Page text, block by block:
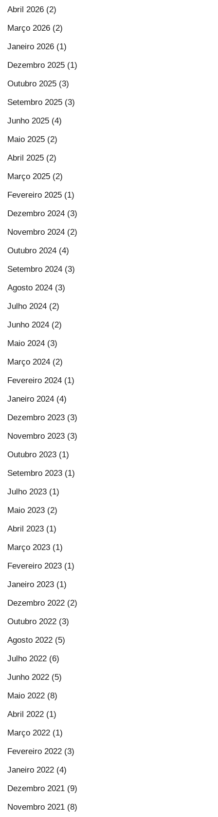
Abril 2026 (2)
Março 2026 (2)
Janeiro 2026 (1)
Dezembro 2025 (1)
Outubro 2025 (3)
Setembro 2025 (3)
Junho 2025 (4)
Maio 2025 (2)
Abril 2025 (2)
Março 2025 (2)
Fevereiro 2025 (1)
Dezembro 2024 (3)
Novembro 2024 (2)
Outubro 2024 (4)
Setembro 2024 (3)
Agosto 2024 (3)
Julho 2024 (2)
Junho 2024 (2)
Maio 2024 (3)
Março 2024 (2)
Fevereiro 2024 (1)
Janeiro 2024 (4)
Dezembro 2023 (3)
Novembro 2023 (3)
Outubro 2023 (1)
Setembro 2023 (1)
Julho 2023 (1)
Maio 2023 (2)
Abril 2023 (1)
Março 2023 (1)
Fevereiro 2023 (1)
Janeiro 2023 (1)
Dezembro 2022 (2)
Outubro 2022 (3)
Agosto 2022 (5)
Julho 2022 (6)
Junho 2022 (5)
Maio 2022 (8)
Abril 2022 (1)
Março 2022 (1)
Fevereiro 2022 (3)
Janeiro 2022 (4)
Dezembro 2021 (9)
Novembro 2021 (8)